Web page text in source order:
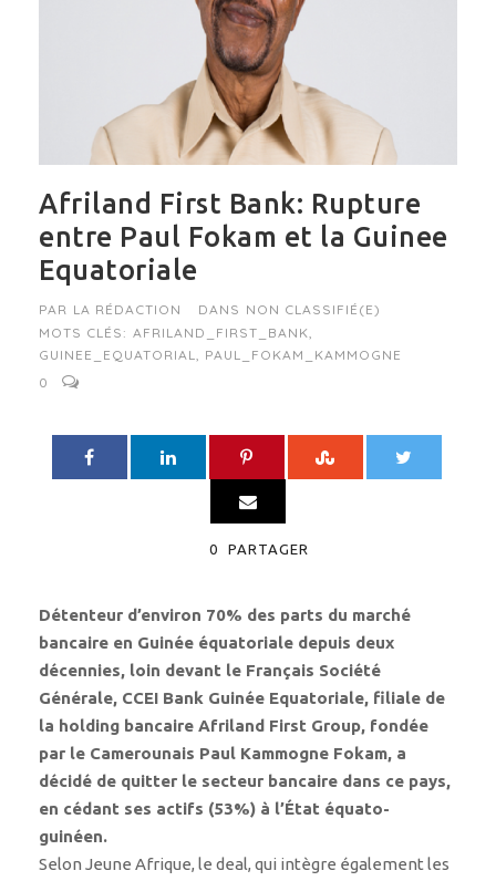
Afriland First Bank: Rupture
entre Paul Fokam et la Guinee
Equatoriale
PAR LA RÉDACTION DANS NON CLASSIFIÉ(E)
MOTS CLÉS: AFRILAND_FIRST_BANK,
GUINEE_EQUATORIAL, PAUL_FOKAM_KAMMOGNE
0
0 PARTAGER
Détenteur d’environ 70% des parts du marché
bancaire en Guinée équatoriale depuis deux
décennies, loin devant le Français Société
Générale, CCEI Bank Guinée Equatoriale, filiale de
la holding bancaire Afriland First Group, fondée
par le Camerounais Paul Kammogne Fokam, a
décidé de quitter le secteur bancaire dans ce pays,
en cédant ses actifs (53%) à l’État équato-
guinéen.
Selon Jeune Afrique, le deal, qui intègre également les